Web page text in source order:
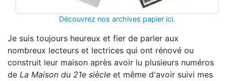
Découvrez nos archives papier ici.
Je suis toujours heureux et fier de parler aux
nombreux lecteurs et lectrices qui ont rénové ou
construit leur maison après avoir lu plusieurs numéros
de La Maison du 21e siècle et même d'avoir suivi mes